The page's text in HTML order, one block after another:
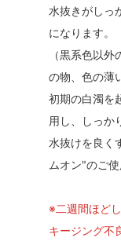
水抜きがしっ
になります。
（黒系色以
の物、色の薄
初期の白濁を
用し、しっか
水抜けを良く
ムオン"のご
※二週間ほど
キージング不